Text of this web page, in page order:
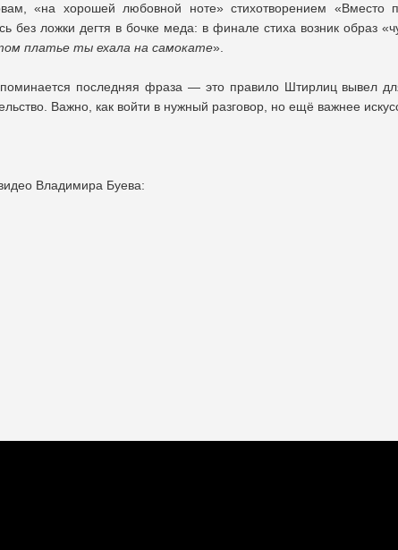
«на хорошей любовной ноте» стихотворением «Вместо
без ложки дегтя в бочке меда: в финале стиха возник образ
платье ты ехала на самокате».
последняя фраза — это правило Штирлиц вывел
Важно, как войти в нужный разговор, но ещё важнее
Владимира Буева: